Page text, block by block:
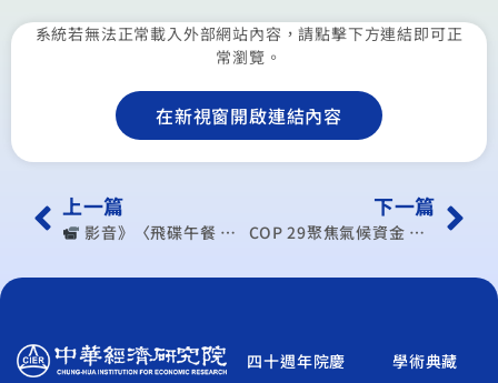
系統若無法正常載入外部網站內容，請點擊下方連結即可正
常瀏覽。
在新視窗開啟連結內容
上一篇
︎ 影音》〈飛碟午餐 尹乃菁時間〉2024.11.05 專訪劉大年：美大選 全球財經進入暴風圈 （出處： 飛碟聯播網）
下一篇
COP 29聚焦氣候資金 專家：雙邊談判仍待觀察
四十週年院慶
學術典藏